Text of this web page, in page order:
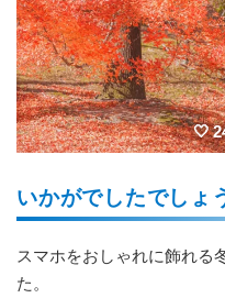
いかがでしたでしょ
スマホをおしゃれに飾れる
た。